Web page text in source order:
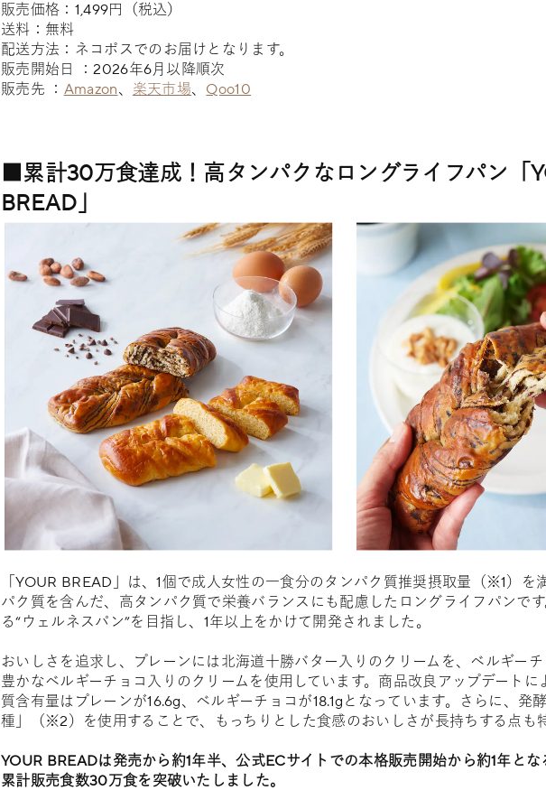
販売価格：1,499円（税込）
送料：無料
配送方法：ネコポスでのお届けとなります。
販売開始日 ：2026年6月以降順次
販売先 ： Amazon、 楽天市場、 Qoo10
■累計30万食達成！高タンパクなロングライフパン「
BREAD」
「YOUR BREAD」は、1個で成人女性の一食分のタンパク質推奨摂取量（※1）を
パク質を含んだ、高タンパク質で栄養バランスにも配慮したロングライフパンで
る“ウェルネスパン”を目指し、1年以上をかけて開発されました。
おいしさを追求し、プレーンには北海道十勝バター入りのクリームを、ベルギー
豊かなベルギーチョコ入りのクリームを使用しています。商品改良アップデート
質含有量はプレーンが16.6g、ベルギーチョコが18.1gとなっています。さらに、発
種」（※2）を使用することで、もっちりとした食感のおいしさが長持ちする点も
YOUR BREADは発売から約1年半、公式ECサイトでの本格販売開始から約1年と
累計販売食数30万食を突破いたしました。